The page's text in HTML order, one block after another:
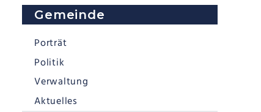
Subnavigation
Gemeinde
Porträt
Politik
Verwaltung
Aktuelles